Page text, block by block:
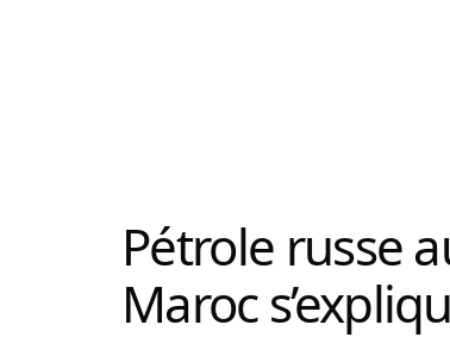
Pétrole russe
Maroc